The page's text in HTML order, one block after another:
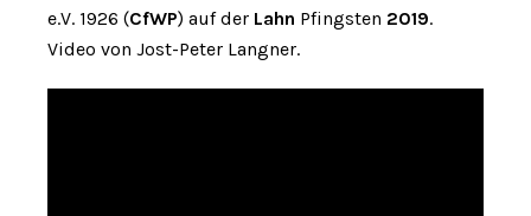
e.V. 1926 (CfWP) auf der Lahn Pfingsten 2019.
Video von Jost-Peter Langner.